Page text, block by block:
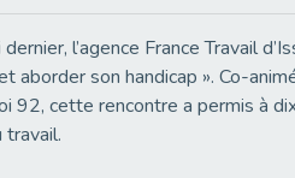
l’agence France Travail
aborder son handicap ». Co-
92, cette rencontre a permis à
travail.